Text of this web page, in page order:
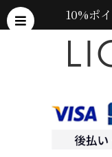
10%ポ